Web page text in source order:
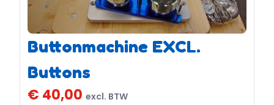
Buttonmachine EXCL.
Buttons
€ 40,00 excl. BTW